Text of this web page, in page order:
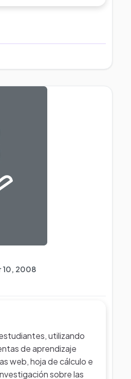
10, 2008
utilizando
de aprendizaje
web, hoja de cálculo e
sobre las